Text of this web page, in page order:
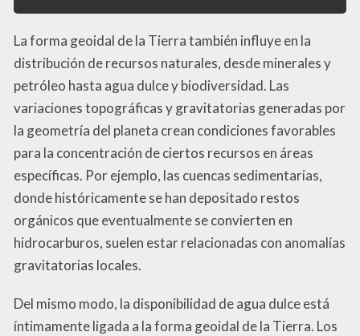
La forma geoidal de la Tierra también influye en la
distribución de recursos naturales, desde minerales y
petróleo hasta agua dulce y biodiversidad. Las
variaciones topográficas y gravitatorias generadas por
la geometría del planeta crean condiciones favorables
para la concentración de ciertos recursos en áreas
específicas. Por ejemplo, las cuencas sedimentarias,
donde históricamente se han depositado restos
orgánicos que eventualmente se convierten en
hidrocarburos, suelen estar relacionadas con anomalías
gravitatorias locales.
Del mismo modo, la disponibilidad de agua dulce está
íntimamente ligada a la forma geoidal de la Tierra. Los